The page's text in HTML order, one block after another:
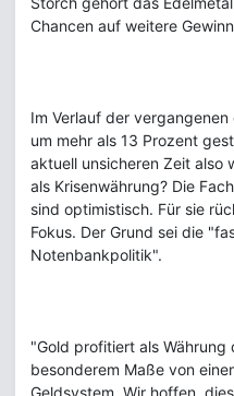
Chancen auf weitere
Im Verlauf der
um mehr als 13 Prozent
aktuell unsicheren Zeit also
als Krisenwährung? Die
sind optimistisch. Für sie
Fokus. Der Grund sei die
Notenbankpolitik".
"Gold profitiert als
besonderem Maße von
Geldsystem. Wir hoffen,